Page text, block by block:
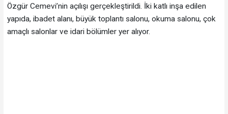
Özgür Cemevi’nin açılışı gerçekleştirildi. İki katlı inşa edilen
yapıda, ibadet alanı, büyük toplantı salonu, okuma salonu, çok
amaçlı salonlar ve idari bölümler yer alıyor.